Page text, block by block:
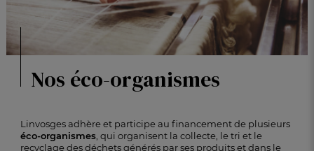
Nos éco-organismes
Linvosges adhère et participe au financement de plusieurs
éco-organismes , qui organisent la collecte, le tri et le
recyclage desdéchets générés par ses produits et dans le